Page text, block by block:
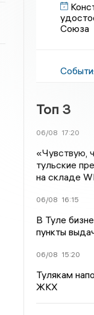
Союза
Топ 3
06/08 17:20
«Чувствую,
тульские
на складе
06/08 16:15
В Туле
пункты
06/08 15:20
Тулякам
ЖКХ